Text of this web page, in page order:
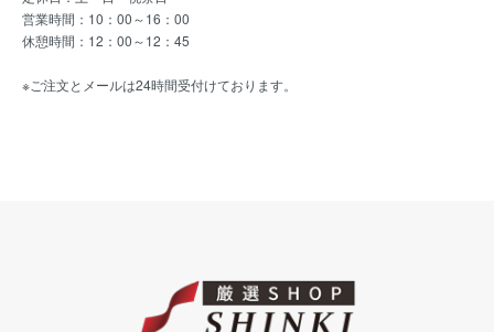
営業時間：10：00～16：00
休憩時間：12：00～12：45
※ご注文とメールは24時間受付けております。